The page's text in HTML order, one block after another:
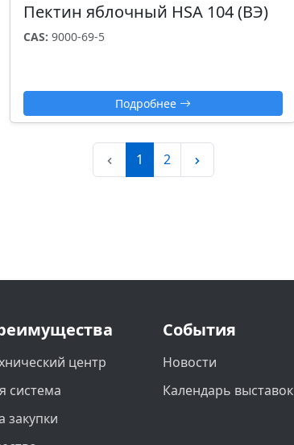
Пектин яблочный HSA 104 (ВЭ)
CAS: 9000-69-5
Подробнее
1 2
центр
система
закупки
События
Новости
Календарь выставок